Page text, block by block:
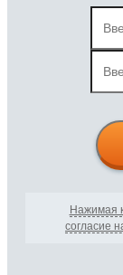
Нажимая
согласие